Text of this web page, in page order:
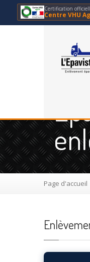
Certification
Centre VHU
Page d'accueil